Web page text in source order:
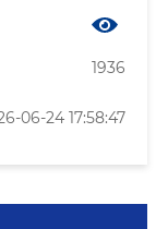
1936
06-24 17:58:47